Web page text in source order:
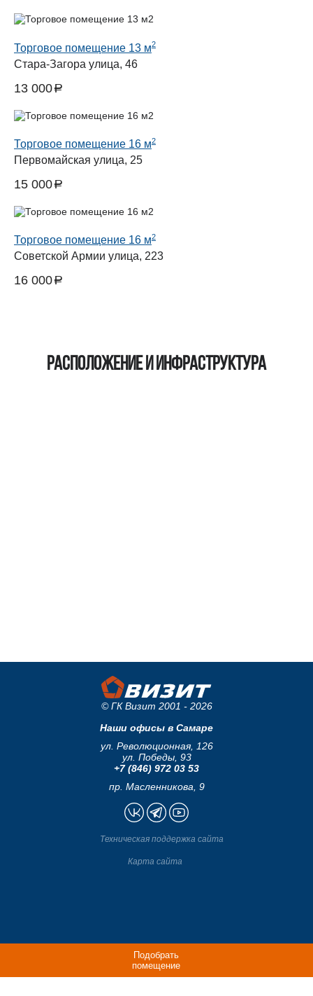
Торговое помещение 13 м2
Стара-Загора улица, 46
13 000a
Торговое помещение 16 м2
Первомайская улица, 25
15 000a
Торговое помещение 16 м2
Советской Армии улица, 223
16 000a
Расположение и инфраструктура
Подобрать
помещение
© ГК Визит 2001 - 2026
Наши офисы в Самаре
ул. Революционная, 126
ул. Победы, 93
+7 (846) 972 03 53
пр. Масленникова, 9
Техническая поддержка сайта
Карта сайта